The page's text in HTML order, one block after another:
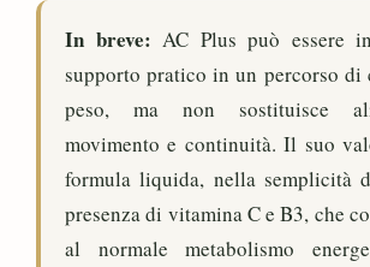
In breve: AC Plus può essere
supporto pratico in un percorso
peso, ma non sostituisce
movimento e continuità. Il suo
formula liquida, nella semplicità
presenza di vitamina C e B3, che
al normale metabolismo